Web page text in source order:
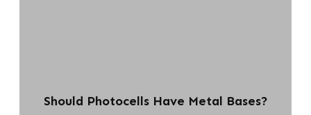
Should Photocells Have Metal Bases?